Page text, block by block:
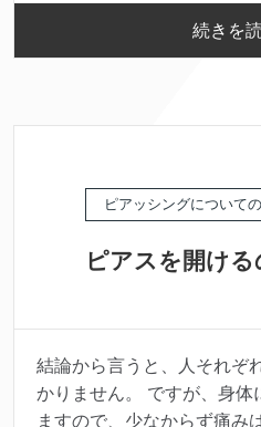
続きを
ピアッシングについて
ピアスを開ける
結論から言うと、人それぞ
かりません。 ですが、身体
ますので、少なからず痛み